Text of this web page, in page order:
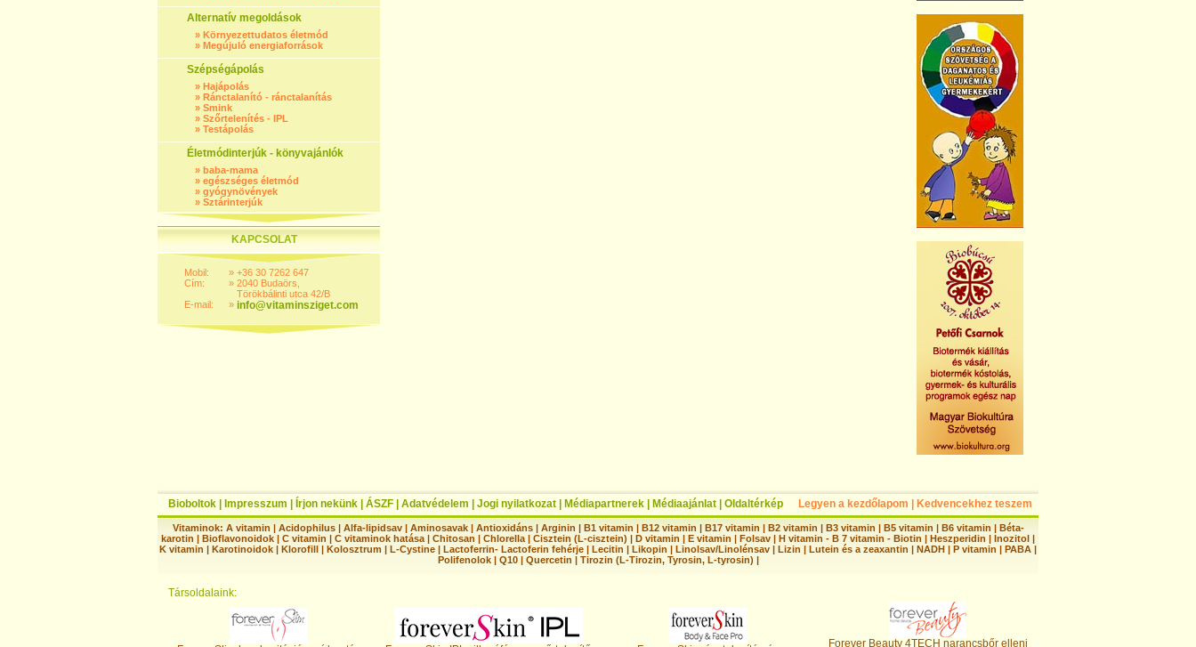
Alternatív megoldások
» Környezettudatos életmód
» Megújuló energiaforrások
Szépségápolás
» Hajápolás
» Ránctalanító - ránctalanítás
» Smink
» Szőrtelenítés - IPL
» Testápolás
Életmódinterjúk - könyvajánlók
» baba-mama
» egészséges életmód
» gyógynövények
» Sztárinterjúk
KAPCSOLAT
Mobil:
Cím:
E-mail:
»
»
»
+36 30 7262 647
2040 Budaörs,
Törökbálinti utca 42/B
info@vitaminsziget.com
Bioboltok Impresszum Írjon nekünk ÁSZF Adatvédelem Jogi nyilatkozat Médiapartnerek Médiaajánlat Oldaltérkép Legyen a kezdőlapom Kedvencekhez teszem
Vitaminok: A vitamin | Acidophilus| Alfa-lipidsav| Aminosavak| Antioxidáns| Arginin | B1 vitamin | B12 vitamin | B17 vitamin | B2 vitamin | B3 vitamin | B5 vitamin | B6 vitamin | Béta-
karotin | Bioflavonoidok | C vitamin | C vitaminok hatása | Chitosan | Chlorella | Cisztein (L-cisztein) | D vitamin | E vitamin | Folsav | H vitamin - B 7 vitamin - Biotin | Heszperidin | Inozitol |
K vitamin | Karotinoidok | Klorofill | Kolosztrum | L-Cystine | Lactoferrin- Lactoferin fehérje | Lecitin | Likopin | Linolsav/Linolénsav | Lizin | Lutein és a zeaxantin | NADH | P vitamin | PABA |
Polifenolok| Q10| Quercetin | Tirozin (L-Tirozin, Tyrosin, L-tyrosin) |
Társoldalaink:
Forever Beauty 4TECH narancsbőr elleni